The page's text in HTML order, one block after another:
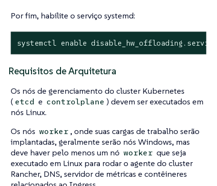
Por fim, habilite o serviço systemd:
systemctl enable disable_hw_offloading.service
Requisitos de Arquitetura
Os nós de gerenciamento do cluster Kubernetes
( etcd e controlplane ) devem ser executados em
nós Linux.
Os nós worker, onde suas cargas de trabalho serão
implantadas, geralmente serão nós Windows, mas
deve haver pelo menos um nó worker que seja
executado em Linux para rodar o agente do cluster
Rancher, DNS, servidor de métricas e contêineres